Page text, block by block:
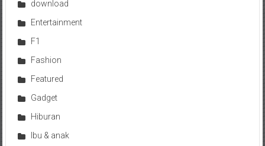
download
Entertainment
F1
Fashion
Featured
Gadget
Hiburan
Ibu & anak